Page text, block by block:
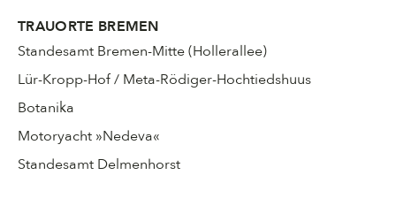
TRAUORTE BREMEN
Standesamt Bremen-Mitte (Hollerallee)
Lür-Kropp-Hof / Meta-Rödiger-Hochtiedshuus
Botanika
Motoryacht »Nedeva«
Standesamt Delmenhorst